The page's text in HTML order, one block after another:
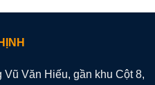
Văn Hiếu, gần khu Cột 8,